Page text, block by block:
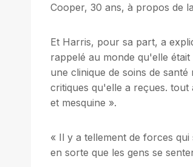
Cooper, 30 ans, à propos de
Et Harris, pour sa part, a
rappelé au monde qu'elle
une clinique de soins de
critiques qu'elle a reçues. tout
et mesquine ».
« Il y a tellement de forces
en sorte que les gens se